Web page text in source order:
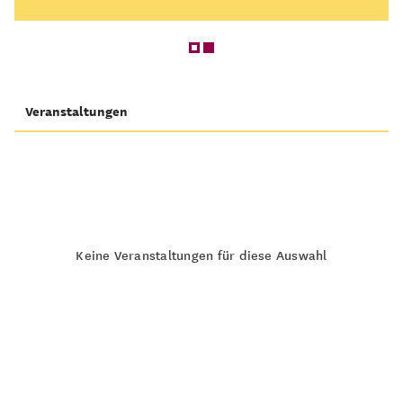
Veranstaltungen
Keine Veranstaltungen für diese Auswahl